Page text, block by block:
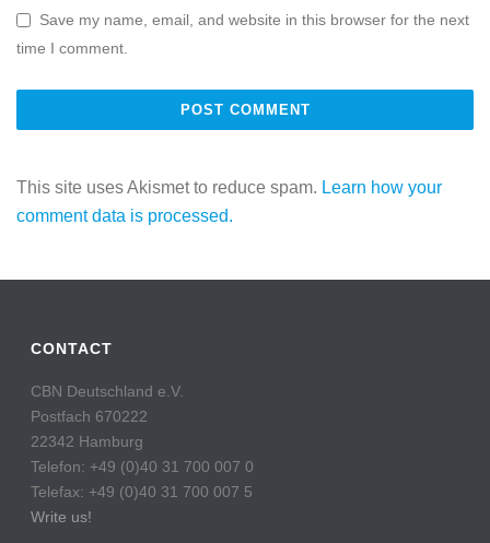
Save my name, email, and website in this browser for the next
time I comment.
This site uses Akismet to reduce spam. Learn how your
comment data is processed.
CONTACT
CBN Deutschland e.V.
Postfach 670222
22342 Hamburg
Telefon: +49 (0)40 31 700 007 0
Telefax: +49 (0)40 31 700 007 5
Write us!